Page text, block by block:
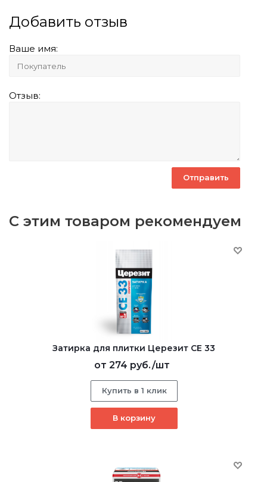
Добавить отзыв
Ваше имя:
Отзыв:
С этим товаром рекомендуем
Затирка для плитки Церезит CE 33
от 274 руб./шт
Купить в 1 клик
В корзину